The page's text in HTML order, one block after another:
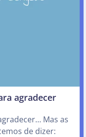
agradecer
Mas as
de dizer: